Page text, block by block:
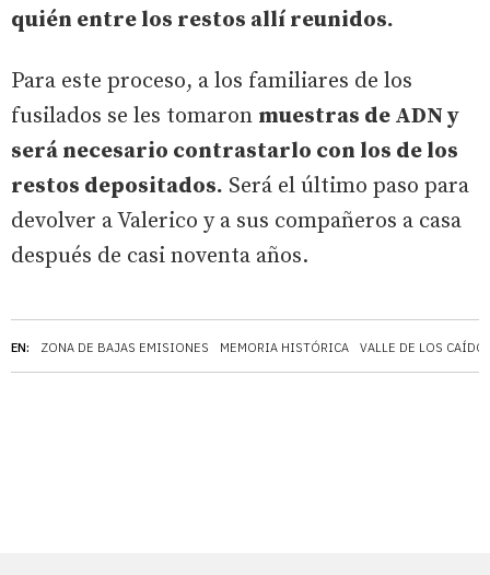
EN: ZONA DE BAJAS EMISIONES MEMORIA HISTÓRICA VALLE DE LOS
quién entre los restos allí reunidos.
Para este proceso, a los familiares de los
fusilados se les tomaron muestras de ADN y
será necesario contrastarlo con los de los
restos depositados. Será el último paso para
devolver a Valerico y a sus compañeros a casa
después de casi noventa años.